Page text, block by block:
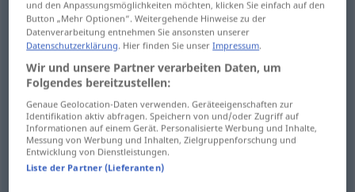
zemlja Land
država LandStaat
kopno LandFestland
selo LandGegensatz Stadt
zemljište Land Grundstück
und den Anpassungsmöglichkeiten möchten, klicken Sie einfach auf den
Button „Mehr Optionen“. Weitergehende Hinweise zu der
Datenverarbeitung entnehmen Sie ansonsten unserer
Datenschutzerklärung. Hier finden Sie unserImpressum.
Wir und unsere Partner verarbeiten Daten, um
Folgendes bereitzustellen:
Genaue Geolocation-Daten verwenden. Geräteeigenschaften zur
Identifikation aktiv abfragen. Speichern von und/oder Zugriff auf
Informationen auf einem Gerät. Personalisierte Werbung und Inhalte,
Messung von Werbung und Inhalten, Zielgruppenforschung und
Entwicklung von Dienstleistungen.
Liste der Partner (Lieferanten)